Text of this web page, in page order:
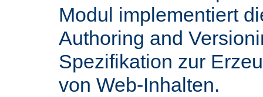
Modul implementiert
Authoring and
Spezifikation zur
von Web-Inhalten.